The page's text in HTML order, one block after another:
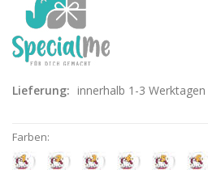
Lieferung: innerhalb 1-3 Werktagen
Farben: